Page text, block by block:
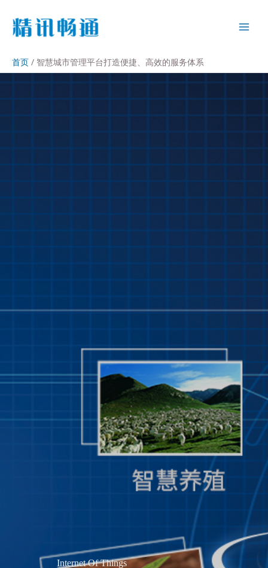
首页 智慧城市管理平台打造便捷、高效的服务体系
Internet Of Things